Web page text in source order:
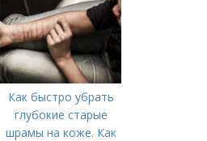
Как быстро убрать
глубокие старые
шрамы на коже. Как